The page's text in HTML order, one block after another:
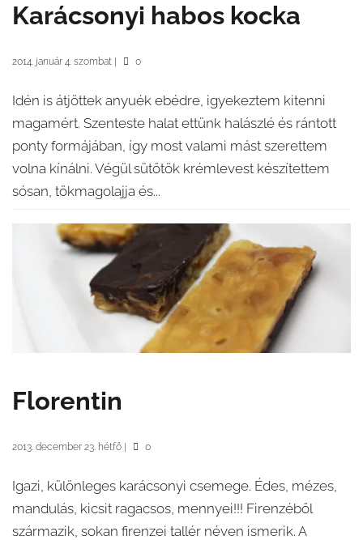
Karácsonyi habos kocka
2014. január 4. szombat 0
Idén is átjöttek anyuék ebédre, igyekeztem kitenni
magamért. Szenteste halat ettünk halászlé és rántott
ponty formájában, így most valami mást szerettem
volna kínálni. Végül sütőtök krémlevest készítettem
sósan, tökmagolajja és...
Florentin
2013. december 23. hétfő 0
Igazi, különleges karácsonyi csemege. Édes, mézes,
mandulás, kicsit ragacsos, mennyei!!! Firenzéből
származik, sokan firenzei tallér néven ismerik. A